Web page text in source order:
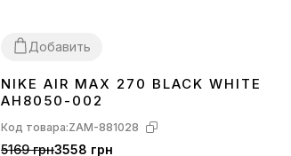
Добавить
3637 38 39 404142 43 44 45
NIKE AIR MAX 270 BLACK WHITE
AH8050-002
Код товара:ZAM-881028
5169 грн3558 грн